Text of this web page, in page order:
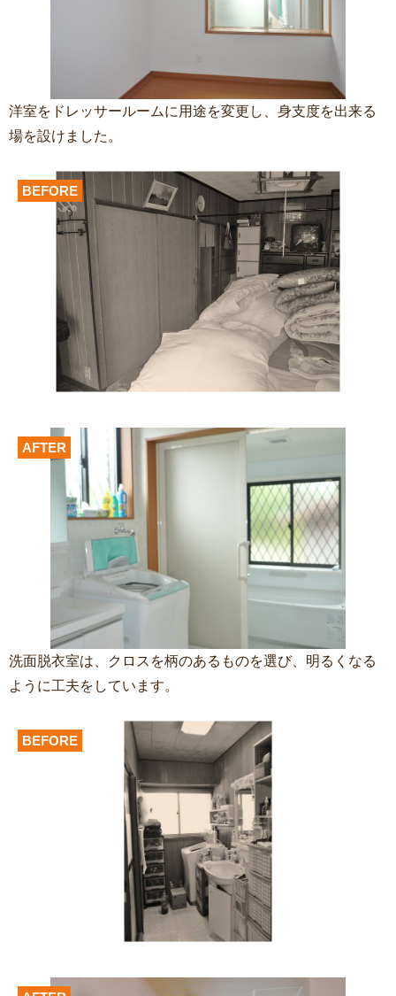
洋室をドレッサールームに用途を変更し、身支度を出来る
場を設けました。
BEFORE
AFTER
洗面脱衣室は、クロスを柄のあるものを選び、明るくなる
ように工夫をしています。
BEFORE